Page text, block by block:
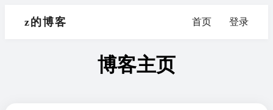
z的博客 首页 登录
博客主页